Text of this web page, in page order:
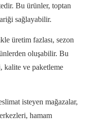
Bu ürünler, toptan
sağlayabilir.
üretim fazlası, sezon
oluşabilir. Bu
kalite ve paketleme
isteyen mağazalar,
hamam